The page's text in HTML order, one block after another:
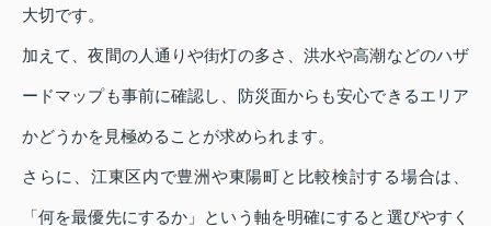
大切です。
加えて、夜間の人通りや街灯の多さ、洪水や高潮などのハザ
ードマップも事前に確認し、防災面からも安心できるエリア
かどうかを見極めることが求められます。
さらに、江東区内で豊洲や東陽町と比較検討する場合は、
「何を最優先にするか」という軸を明確にすると選びやすく